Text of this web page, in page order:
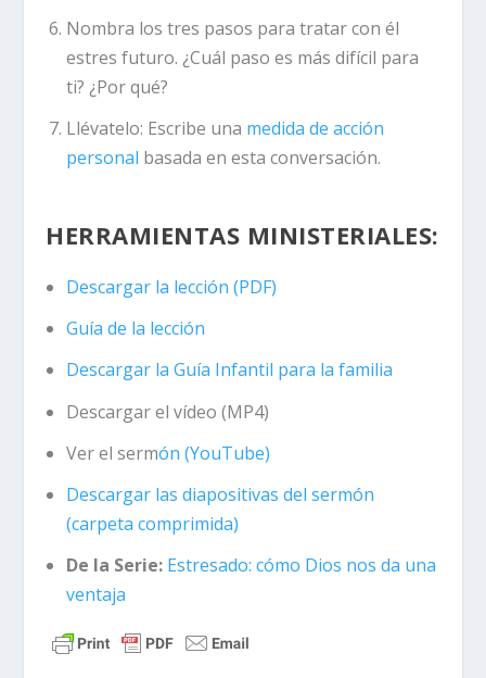
Nombra los tres pasos para tratar con él
estres futuro. ¿Cuál paso es más difícil para
ti? ¿Por qué?
Llévatelo: Escribe una medida de acción
personal basada en esta conversación.
HERRAMIENTAS MINISTERIALES:
Descargar la lección (PDF)
Guía de la lección
Descargar la Guía Infantil para la familia
Descargar el vídeo (MP4)
Ver el sermón (YouTube)
Descargar las diapositivas del sermón
(carpeta comprimida)
De la Serie: Estresado: cómo Dios nos da una
ventaja